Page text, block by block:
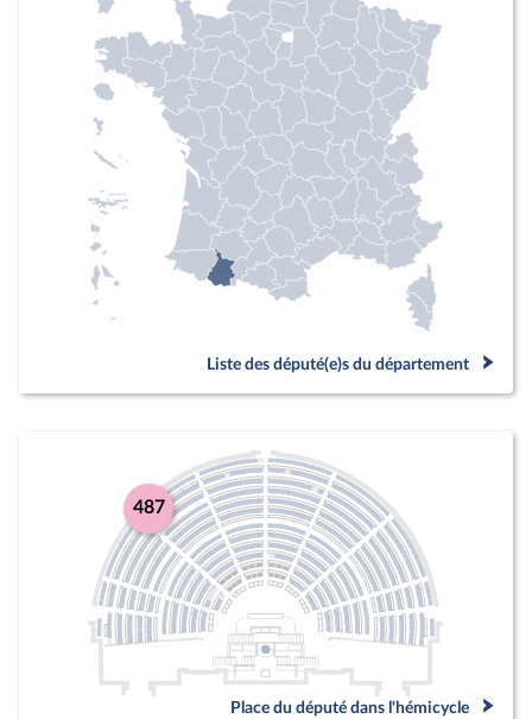
Liste des député(e)s du département
487
Place du député dans l'hémicycle